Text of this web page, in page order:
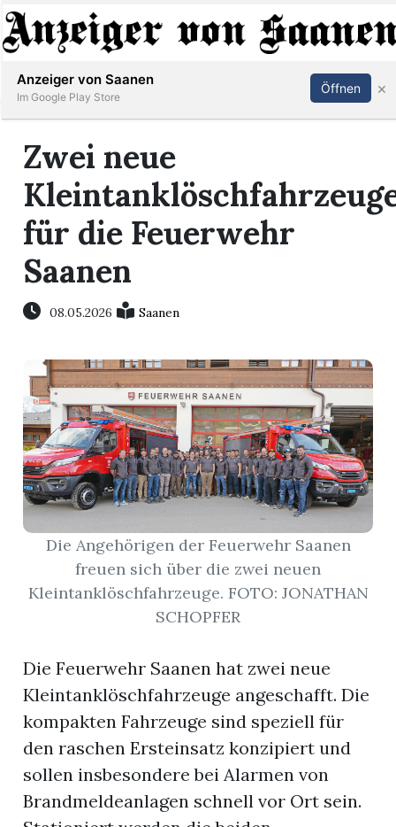
Abonnieren Anmelden
Zwei neue
für die Feuerwehr
Saanen
08.05.2026 Saanen
Die Angehörigen der Feuerwehr Saanen
freuen sich über die zwei neuen
Kleintanklöschfahrzeuge. FOTO: JONATHAN
SCHOPFER
Die Feuerwehr Saanen hat zwei neue
Kleintanklöschfahrzeuge angeschafft. Die
kompakten Fahrzeuge sind speziell für
den raschen Ersteinsatz konzipiert und
sollen insbesondere bei Alarmen von
Brandmeldeanlagen schnell vor Ort sein.
Anzeiger von Saanen
Im Google Play Store
Öffnen ×